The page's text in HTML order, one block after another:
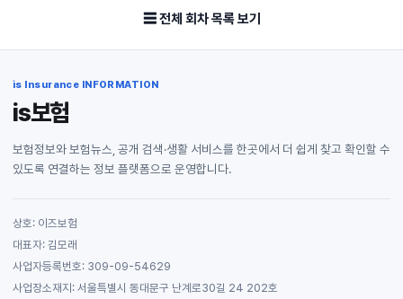
☰ 전체 회차 목록 보기
is Insurance INFORMATION
is보험
보험정보와 보험뉴스, 공개 검색·생활 서비스를 한곳에서 더 쉽게 찾고 확인할 수
있도록 연결하는 정보 플랫폼으로 운영합니다.
상호: 이즈보험
대표자: 김모래
사업자등록번호: 309-09-54629
사업장소재지: 서울특별시 동대문구 난계로30길 24 202호